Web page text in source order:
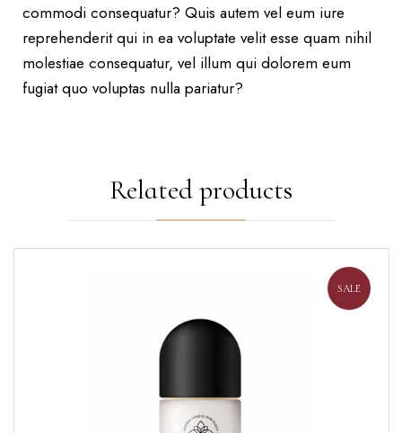
commodi consequatur? Quis autem vel eum iure
reprehenderit qui in ea voluptate velit esse quam nihil
molestiae consequatur, vel illum qui dolorem eum
fugiat quo voluptas nulla pariatur?
Related products
SALE